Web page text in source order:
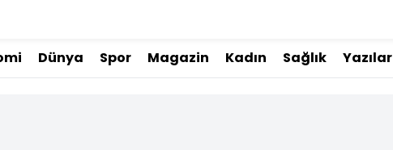
Dünya Spor Magazin Kadın Sağlık Yazılar